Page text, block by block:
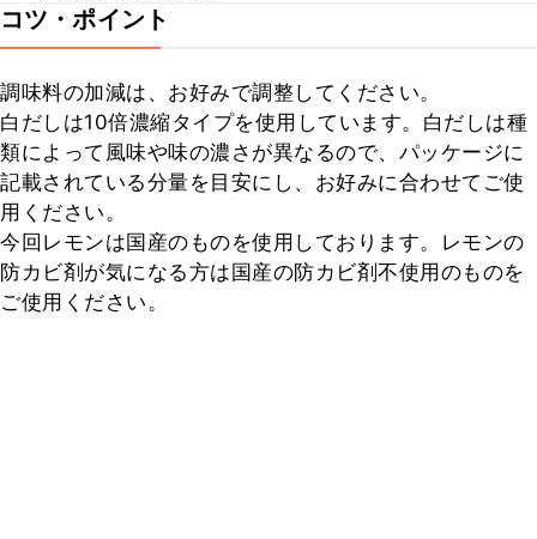
コツ・ポイント
調味料の加減は、お好みで調整してください。
白だしは10倍濃縮タイプを使用しています。白だしは種
類によって風味や味の濃さが異なるので、パッケージに
記載されている分量を目安にし、お好みに合わせてご使
用ください。
今回レモンは国産のものを使用しております。レモンの
防カビ剤が気になる方は国産の防カビ剤不使用のものを
ご使用ください。